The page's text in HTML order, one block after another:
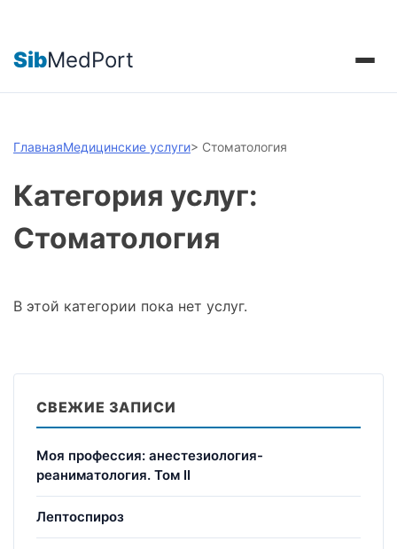
SibMedPort
ГлавнаяМедицинские услуги> Стоматология
Категория услуг:
Стоматология
В этой категории пока нет услуг.
СВЕЖИЕ ЗАПИСИ
Моя профессия: анестезиология-
реаниматология. Том II
Лептоспироз